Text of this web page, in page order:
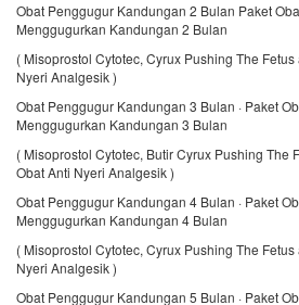
Obat Penggugur Kandungan 2 Bulan Paket
Menggugurkan Kandungan 2 Bulan
( Misoprostol Cytotec, Cyrux Pushing The
Nyeri Analgesik )
Obat Penggugur Kandungan 3 Bulan · Paket
Menggugurkan Kandungan 3 Bulan
( Misoprostol Cytotec, Butir Cyrux Pushing The
Obat Anti Nyeri Analgesik )
Obat Penggugur Kandungan 4 Bulan · Paket
Menggugurkan Kandungan 4 Bulan
( Misoprostol Cytotec, Cyrux Pushing The
Nyeri Analgesik )
Obat Penggugur Kandungan 5 Bulan · Paket